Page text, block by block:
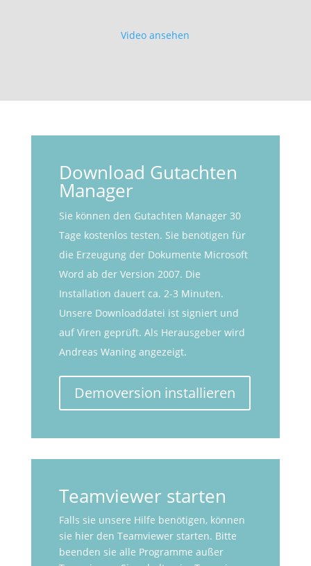
Video ansehen
Download Gutachten
Manager
Sie können den Gutachten Manager 30
Tage kostenlos testen. Sie benötigen für
die Erzeugung der Dokumente Microsoft
Word ab der Version 2007. Die
Installation dauert ca. 2-3 Minuten.
Unsere Downloaddatei ist signiert und
auf Viren geprüft. Als Herausgeber wird
Andreas Waning angezeigt.
Demoversion installieren
Teamviewer starten
Falls sie unsere Hilfe benötigen, können
sie hier den Teamviewer starten. Bitte
beenden sie alle Programme außer